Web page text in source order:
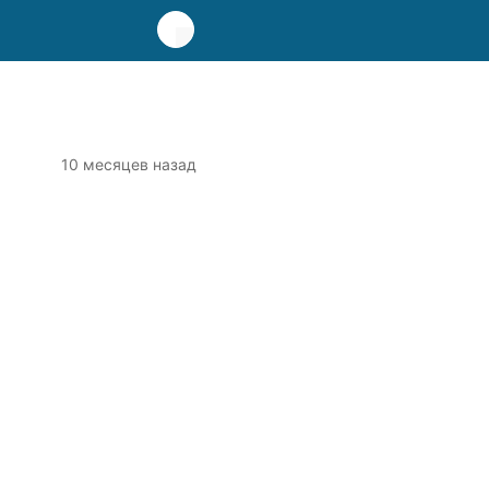
10 месяцев назад